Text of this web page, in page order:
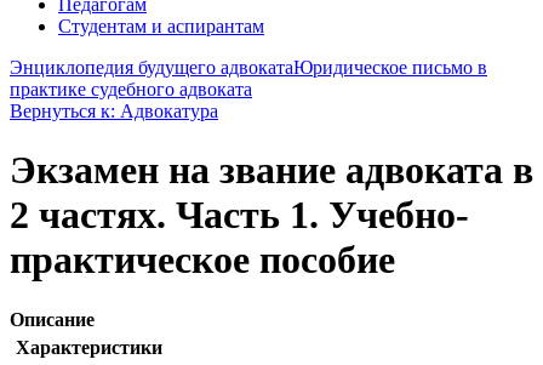
Студентам и аспирантам
Энциклопедия будущего адвокатаЮридическое письмо в
практике судебного адвоката
Вернуться к: Адвокатура
Экзамен на звание адвоката в
2 частях. Часть 1. Учебно-
практическое пособие
Описание
Характеристики